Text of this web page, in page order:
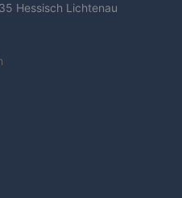
Hessisch Lichtenau